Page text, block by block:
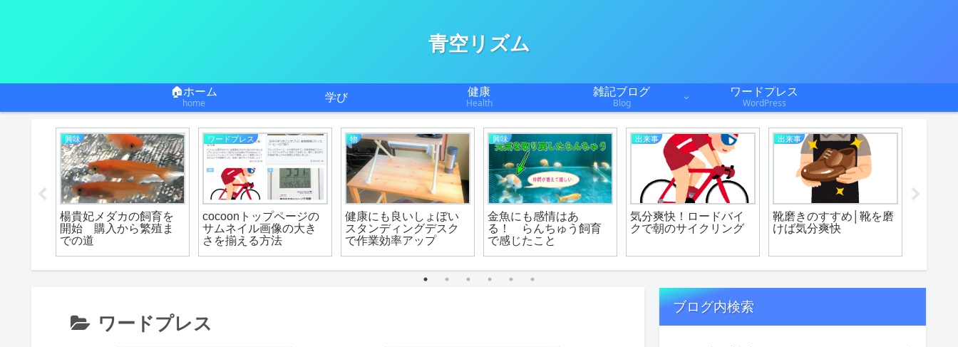
青空リズム
🏠ホーム
home
学び
健康
Health
雑記ブログ
Blog
ワードプレス
WordPress
興味
楊貴妃メダカの飼育を
開始 購入から繁殖ま
での道
ワードプレス
cocoonトップページの
サムネイル画像の大き
さを揃える方法
物
健康にも良いしょぼい
スタンディングデスク
で作業効率アップ
興味
金魚にも感情はあ
る！ らんちゅう飼育
で感じたこと
出来事
気分爽快！ロードバイ
クで朝のサイクリング
出来事
靴磨きのすすめ│靴を磨
けば気分爽快
ワードプレス
ブログ内検索